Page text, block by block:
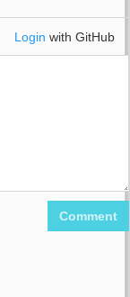
Login with GitHub
Comment